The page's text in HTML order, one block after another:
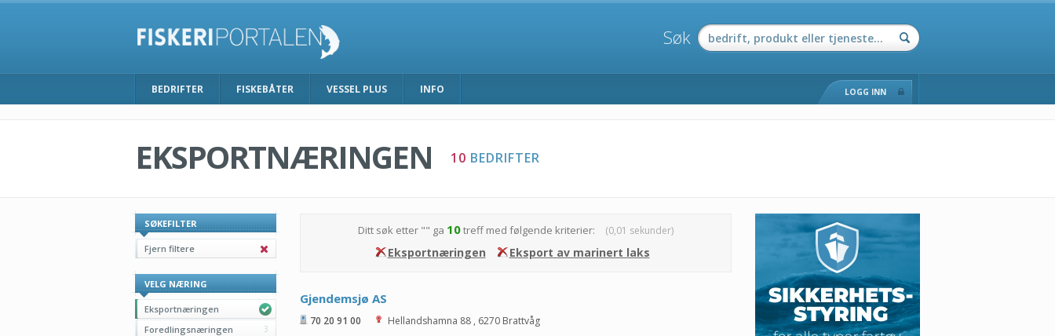
Søk
BEDRIFTER FISKEBÅTER VESSEL PLUS INFO LOGG INN
EKSPORTNÆRINGEN 10 BEDRIFTER
SØKEFILTER
Fjern filtere
VELG NÆRING
Eksportnæringen
Foredlingsnæringen
3
Ditt søk etter "" ga 10treff med følgende kriterier: (0,01 sekunder)
Eksportnæringen Eksport av marinert laks
Gjendemsjø AS
70 20 91 00 Hellandshamna 88 , 6270 Brattvåg